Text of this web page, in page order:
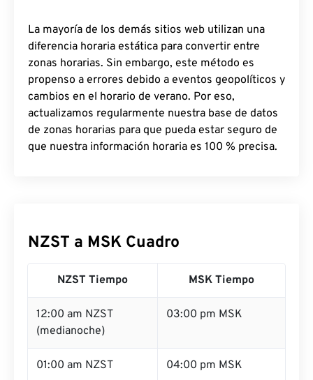
La mayoría de los demás sitios web utilizan una
diferencia horaria estática para convertir entre
zonas horarias. Sin embargo, este método es
propenso a errores debido a eventos geopolíticos y
cambios en el horario de verano. Por eso,
actualizamos regularmente nuestra base de datos
de zonas horarias para que pueda estar seguro de
que nuestra información horaria es 100 % precisa.
NZST a MSK Cuadro
NZST Tiempo MSK Tiempo
12:00 am NZST
(medianoche)
03:00 pm MSK
01:00 am NZST 04:00 pm MSK